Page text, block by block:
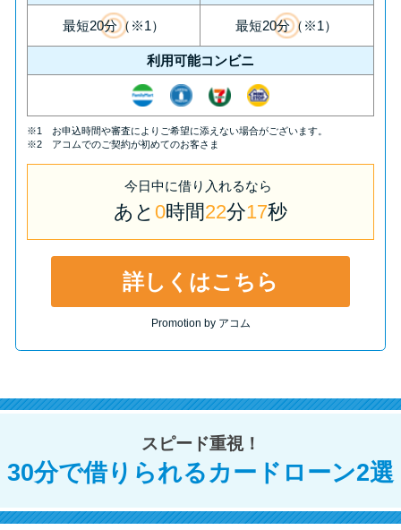
街金とは？絶対審査通る？借金
に悩む人へ街金をおすすめしな
い理由
質屋でお金を借りるには？年利
やシステムをカードローンと比
学生がお金を借りる方法があ
る？
学生がお金を借りる方法は？親
へのバレにくさや将来への影響
ソフト闇金とは？悪質な手口に
は要注意！
090金融（闇金）からお金を借り
最短20分（※1） 最短20分（※1）
利用可能コンビニ
※1 お申込時間や審査によりご希望に添えない場合がございます。
※2 アコムでのご契約が初めてのお客さま
今日中に借り入れるなら
あと 0時間22分16秒
詳しくはこちら
Promotion by アコム
スピード重視！
30分で借りられるカードローン2選